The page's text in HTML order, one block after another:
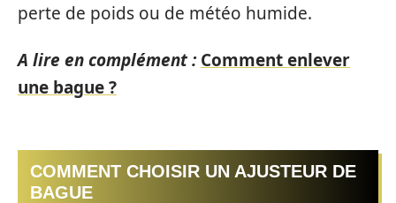
perte de poids ou de météo humide.
A lire en complément : Comment enlever
une bague ?
COMMENT CHOISIR UN AJUSTEUR DE
BAGUE